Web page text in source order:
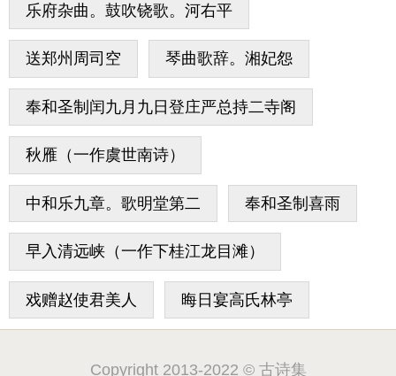
乐府杂曲。鼓吹铙歌。河右平
送郑州周司空 琴曲歌辞。湘妃怨
奉和圣制闰九月九日登庄严总持二寺阁
秋雁（一作虞世南诗）
中和乐九章。歌明堂第二 奉和圣制喜雨
早入清远峡（一作下桂江龙目滩）
戏赠赵使君美人 晦日宴高氏林亭
Copyright 2013-2022 © 古诗集